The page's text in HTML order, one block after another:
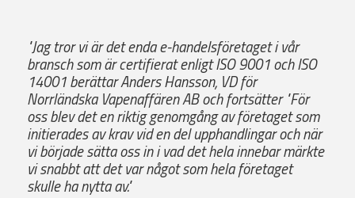
"Jag tror vi är det enda e-handelsföretaget i vår
bransch som är certifierat enligt ISO 9001 och ISO
14001 berättar Anders Hansson, VD för
Norrländska Vapenaffären AB och fortsätter "För
oss blev det en riktig genomgång av företaget som
initierades av krav vid en del upphandlingar och när
vi började sätta oss in i vad det hela innebar märkte
vi snabbt att det var något som hela företaget
skulle ha nytta av."